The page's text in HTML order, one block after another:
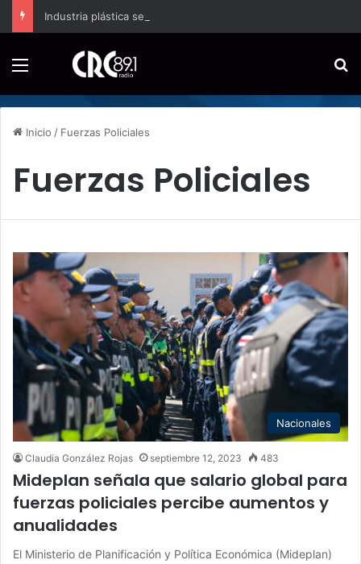
Industria plástica se suma a la economía circular
Inicio / Fuerzas Policiales
Fuerzas Policiales
Nacionales
Claudia González Rojas septiembre 12, 2023 483
Mideplan señala que salario global para
fuerzas policiales percibe aumentos y
anualidades
El Ministerio de Planificación y Política Económica (Mideplan)